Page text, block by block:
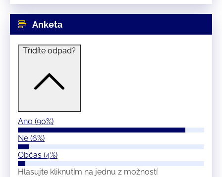
Anketa
Třídíte odpad?
Ano (90%)
Ne (6%)
Občas (4%)
Hlasujte kliknutím na jednu z možností